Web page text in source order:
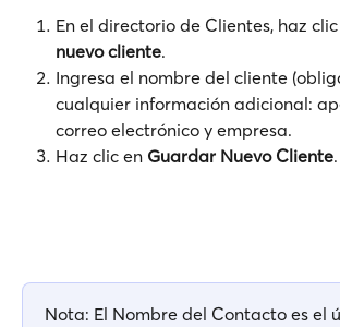
En el directorio de Clientes, haz
nuevo cliente.
Ingresa el nombre del cliente
cualquier información adicional:
correo electrónico y empresa.
Haz clic en Guardar Nuevo Cliente.
Nota: El Nombre del Contacto es el